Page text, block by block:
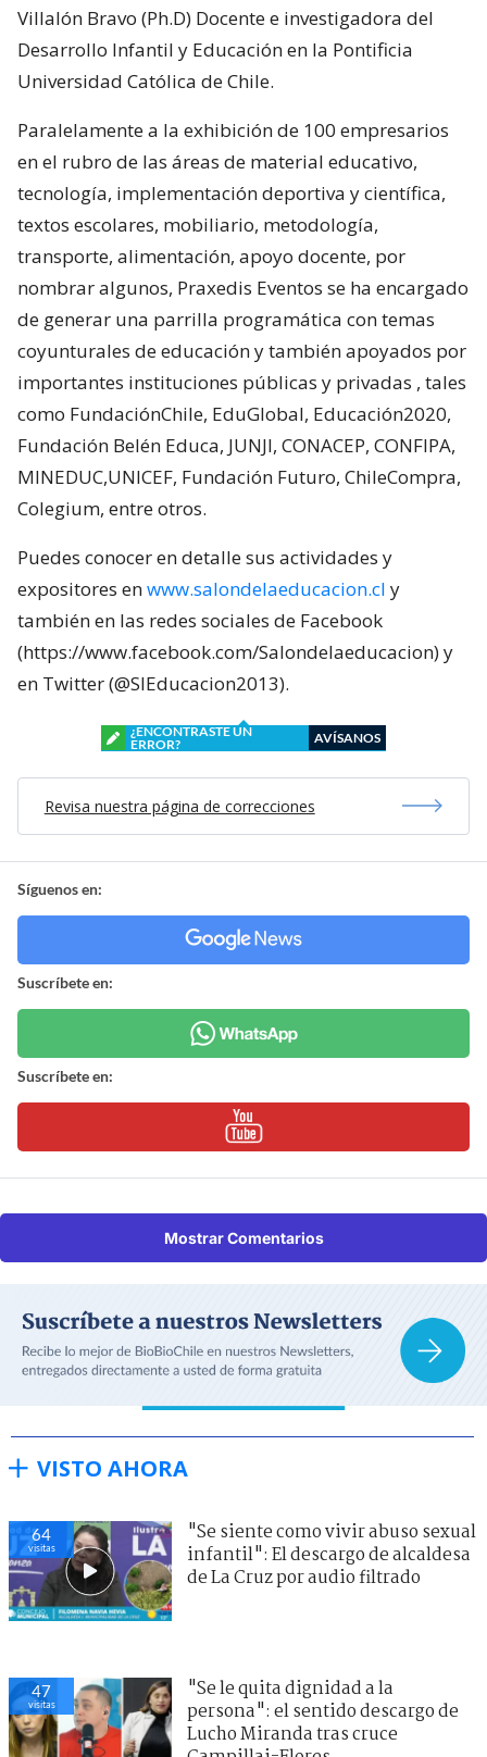
Villalón Bravo (Ph.D) Docente e investigadora del
Desarrollo Infantil y Educación en la Pontificia
Universidad Católica de Chile.
Paralelamente a la exhibición de 100 empresarios
en el rubro de las áreas de material educativo,
tecnología, implementación deportiva y científica,
textos escolares, mobiliario, metodología,
transporte, alimentación, apoyo docente, por
nombrar algunos, Praxedis Eventos se ha encargado
de generar una parrilla programática con temas
coyunturales de educación y también apoyados por
importantes instituciones públicas y privadas , tales
como FundaciónChile, EduGlobal, Educación2020,
Fundación Belén Educa, JUNJI, CONACEP, CONFIPA,
MINEDUC,UNICEF, Fundación Futuro, ChileCompra,
Colegium, entre otros.
Puedes conocer en detalle sus actividades y
expositores enwww.salondelaeducacion.cl y
también en las redes sociales de Facebook
(https://www.facebook.com/Salondelaeducacion) y
en Twitter (@SIEducacion2013).
¿ENCONTRASTE UN
ERROR?
AVÍSANOS
Revisa nuestra página de correcciones
Síguenos en:
Suscríbete en:
Suscríbete en:
Mostrar Comentarios
VISTO AHORA
64
visitas
"Se siente como vivir abuso sexual
infantil": El descargo de alcaldesa
de La Cruz por audio filtrado
47
visitas
"Se le quita dignidad a la
persona": el sentido descargo de
Lucho Miranda tras cruce